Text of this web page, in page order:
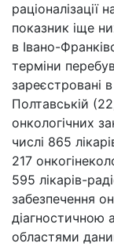
раціоналізації
показник іще
в Івано-
терміни
зареєстровані
Полтавській
онкологічних
числі 865
217
595 лікарів-
забезпечення
діагностичною
областями